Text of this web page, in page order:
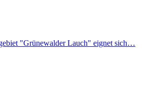
"Grünewalder Lauch" eignet sich…